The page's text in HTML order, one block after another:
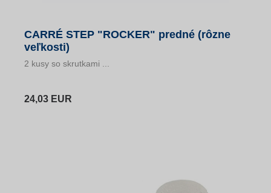
CARRÉ STEP "ROCKER" predné (rôzne
veľkosti)
2 kusy so skrutkami ...
24,03 EUR